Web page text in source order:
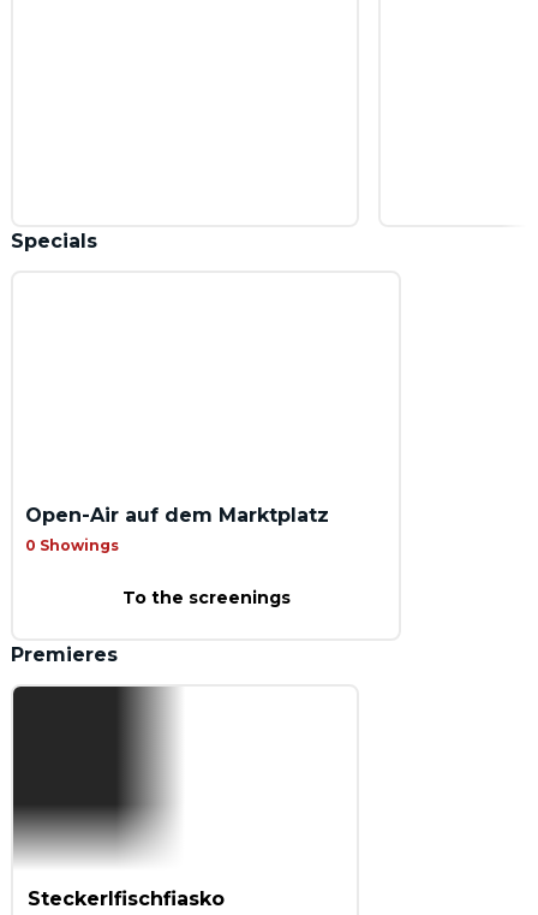
Specials
Open-Air auf dem Marktplatz
0 Showings
To the screenings
Premieres
Steckerlfischfiasko